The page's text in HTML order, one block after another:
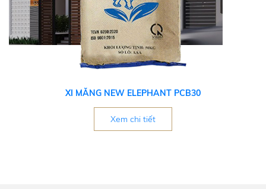
XI MĂNG NEW ELEPHANT PCB30
Xem chi tiết